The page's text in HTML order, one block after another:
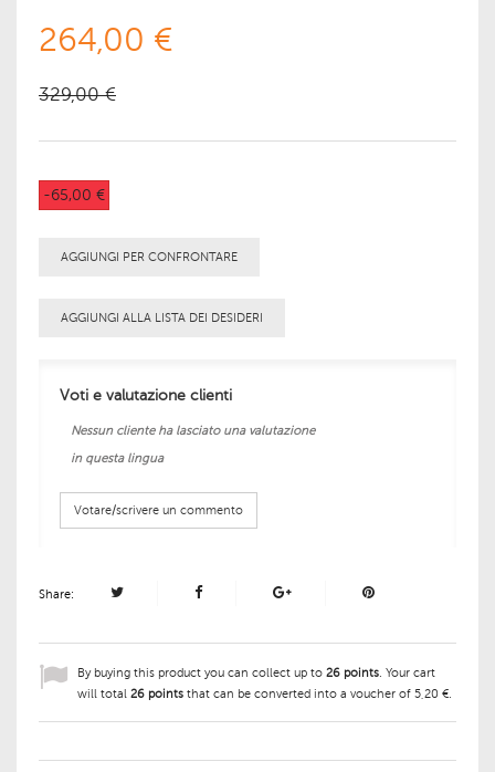
264,00 €
329,00 €
-65,00 €
AGGIUNGI PER CONFRONTARE
AGGIUNGI ALLA LISTA DEI DESIDERI
Voti e valutazione clienti
Nessun cliente ha lasciato una valutazione
in questa lingua
Votare/scrivere un commento
Share:
By buying this product you can collect up to 26 points. Your cart
will total 26 points that can be converted into a voucher of 5,20 €.